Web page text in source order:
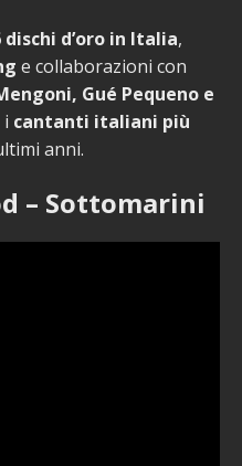
d’oro in Italia,
e collaborazioni con
Gué Pequeno e
i cantanti italiani più
anni.
– Sottomarini